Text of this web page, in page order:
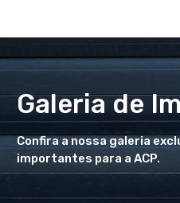
Galeria de
Confira a nossa galeria
importantes para a ACP.